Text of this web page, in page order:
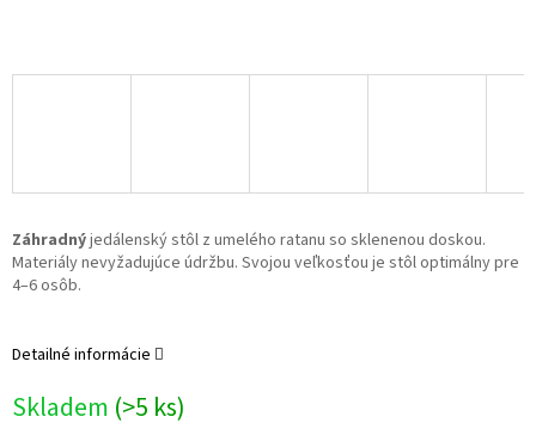
Skladem (>5 ks)
Záhradnýjedálenský stôl z umelého ratanu so sklenenou doskou.
Materiály nevyžadujúce údržbu. Svojou veľkosťou je stôl optimálny pre
4–6 osôb.
Detailné informácie